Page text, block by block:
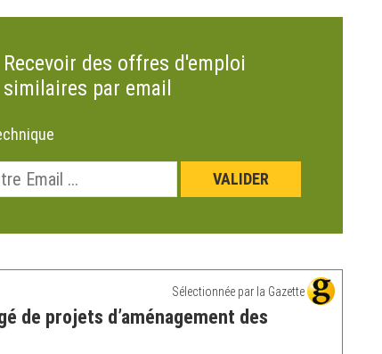
Recevoir des offres d'emploi
similaires par email
Sélectionnée par la Gazette
de projets d’aménagement des